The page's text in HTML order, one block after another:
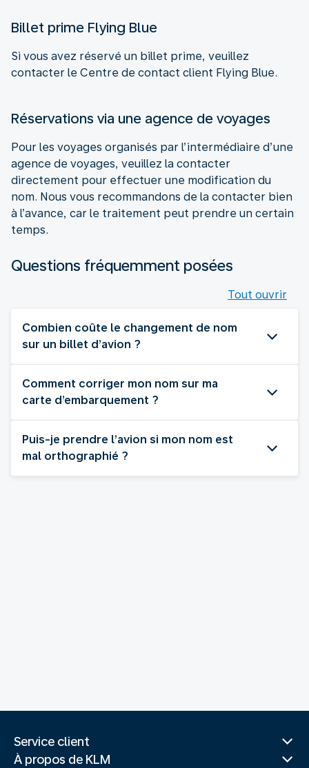
Billet prime Flying Blue
Si vous avez réservé un billet prime, veuillez
contacter le Centre de contact client Flying Blue.
Réservations via une agence de voyages
Pour les voyages organisés par l’intermédiaire d’une
agence de voyages, veuillez la contacter
directement pour effectuer une modification du
nom. Nous vous recommandons de la contacter bien
à l’avance, car le traitement peut prendre un certain
temps.
Questions fréquemment posées
Tout ouvrir
Combien coûte le changement de nom
sur un billet d’avion ?
Comment corriger mon nom sur ma
carte d’embarquement ?
Puis-je prendre l’avion si mon nom est
mal orthographié ?
Service client
À propos de KLM